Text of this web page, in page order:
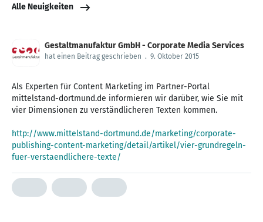
Alle Neuigkeiten
Gestaltmanufaktur GmbH - Corporate Media Services
hat einen Beitrag geschrieben . 9. Oktober 2015
Als Experten für Content Marketing im Partner-Portal
mittelstand-dortmund.de informieren wir darüber, wie Sie mit
vier Dimensionen zu verständlicheren Texten kommen.
http://www.mittelstand-dortmund.de/marketing/corporate-
publishing-content-marketing/detail/artikel/vier-grundregeln-
fuer-verstaendlichere-texte/